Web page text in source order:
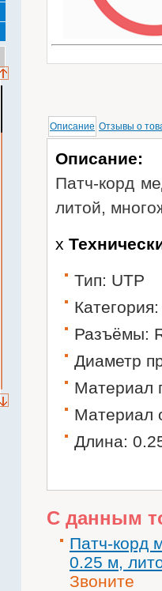
Описание Отзывы о
Описание:
Патч-корд
литой,
х
Тип: UTP
Разъёмы:
Диаметр
Материал
Материал
Длина:
С данным
Патч-корд
0.25 м,
Звоните